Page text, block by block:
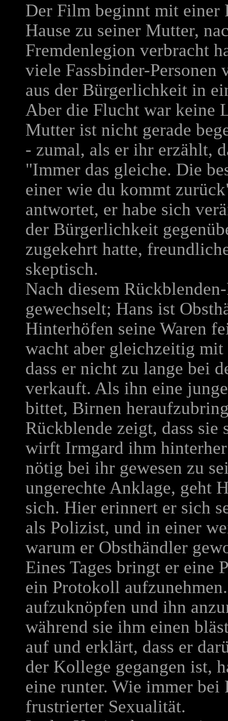
Der Film beginnt mit einer
Hause zu seiner Mutter,
Fremdenlegion verbracht
viele Fassbinder-
aus der Bürgerlichkeit in
Aber die Flucht war keine
Mutter ist nicht gerade
- zumal, als er ihr erzählt,
"Immer das gleiche. Die
einer wie du kommt
antwortet, er habe sich
der Bürgerlichkeit
zugekehrt hatte,
skeptisch.
Nach diesem
gewechselt; Hans ist
Hinterhöfen seine Waren
wacht aber gleichzeitig
dass er nicht zu lange bei
verkauft. Als ihn eine
bittet, Birnen
Rückblende zeigt, dass sie
wirft Irmgard ihm
nötig bei ihr gewesen zu
ungerechte Anklage, geht
sich. Hier erinnert er sich
als Polizist, und in einer
warum er Obsthändler
Eines Tages bringt er eine
ein Protokoll
aufzuknöpfen und ihn
während sie ihm einen
auf und erklärt, dass er
der Kollege gegangen ist,
eine runter. Wie immer bei
frustrierter Sexualität.